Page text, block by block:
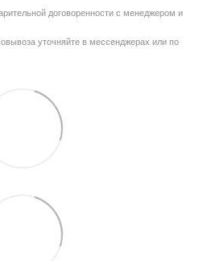
договоренности с менеджером и
уточняйте в мессенджерах или по